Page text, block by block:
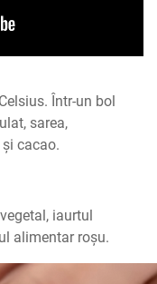
Într-un bol
sarea,
cacao.
iaurtul
alimentar roșu.